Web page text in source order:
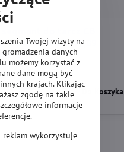
2000,CQ-10,89
širok
CB
Do Koszyka
Twojej wizyty na
danych
możemy korzystać z
dane mogą być
krajach. Klikając
zgodę na takie
informacje
wykorzystuje